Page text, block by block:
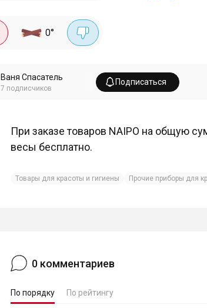
0°
Ваня Спасатель
7 подписчиков
Подписаться
При заказе товаров NAIPO на общую
весы бесплатно.
Товары для красоты и гигиены Прочие приборы для
0 комментариев
По порядку По рейтингу